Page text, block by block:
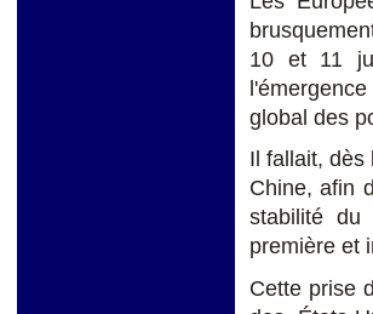
10 et 11
global des
Il fallait, dès
Chine, afin
stabilité du
première et
Cette prise